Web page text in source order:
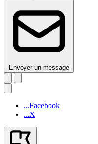
Envoyer un message
...Facebook
...X